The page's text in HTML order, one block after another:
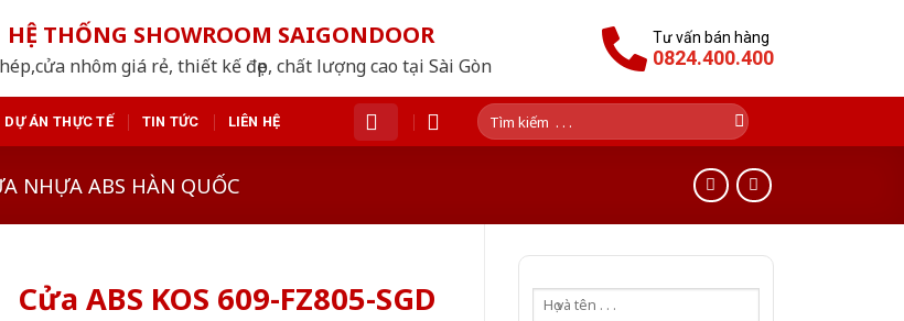
HỆ THỐNG SHOWROOM SAIGONDOOR
nhôm giá rẻ, thiết kế đẹp, chất lượng cao tại Sài Gòn
Tư vấn bán hàng
0824.400.400
DỰ ÁN THỰC TẾ TIN TỨC LIÊN HỆ
Tìm
kiếm:
NHỰA ABS HÀN QUỐC
Cửa ABS KOS 609-FZ805-SGD